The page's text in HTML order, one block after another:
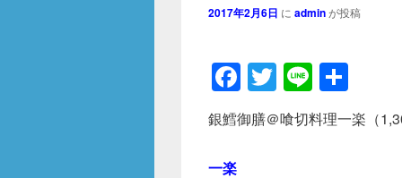
2017年2月6日 に adminが投稿
F
a
c
T
wi
tt
Li
n
e
有
銀鱈御膳＠喰切料理一楽（
一楽